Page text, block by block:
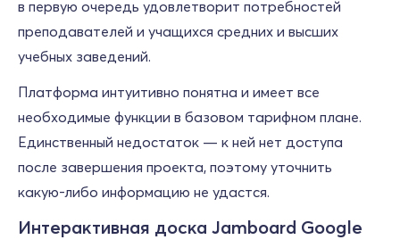
в первую очередь удовлетворит потребностей
преподавателей и учащихся средних и высших
учебных заведений.
Платформа интуитивно понятна и имеет все
необходимые функции в базовом тарифном плане.
Единственный недостаток — к ней нет доступа
после завершения проекта, поэтому уточнить
какую-либо информацию не удастся.
Интерактивная доска Jamboard Google